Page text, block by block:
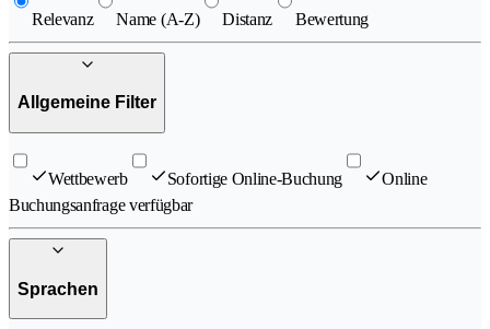
Relevanz Name (A-Z) Distanz Bewertung
Allgemeine Filter
Wettbewerb Sofortige Online-Buchung
Online
Buchungsanfrage verfügbar
Sprachen